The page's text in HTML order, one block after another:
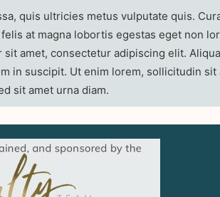
quis ultricies metus vulputate quis.
at magna lobortis egestas eget non
amet, consectetur adipiscing elit.
in suscipit. Ut enim lorem, sollicitudin
sit amet urna diam.